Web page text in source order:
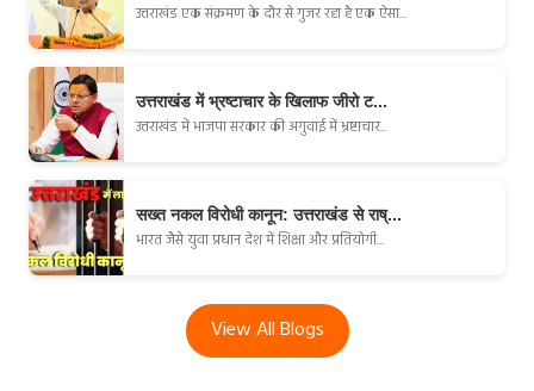
उत्तराखंड एक संक्रमण के दौर से गुजर रहा है एक ऐसा...
उत्तराखंड में भ्रष्टाचार के खिलाफ जीरो ट...
उत्तराखंड में भाजपा सरकार की अगुवाई में भ्रष्टाचार...
सख्त नकल विरोधी कानून: उत्तराखंड से राष्...
भारत जैसे युवा प्रधान देश में शिक्षा और प्रतियोगी...
View All Blogs